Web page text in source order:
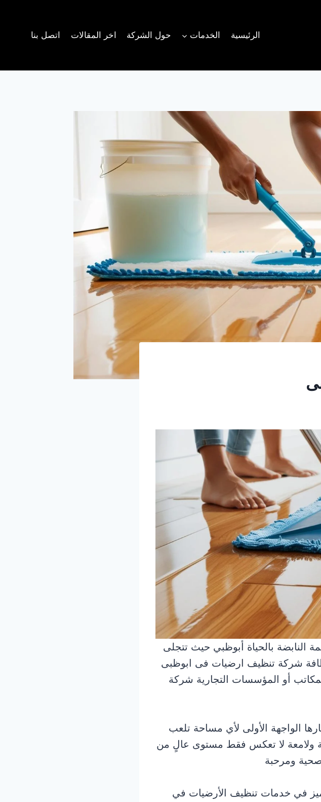
الرئيسية الخدمات حول الشركة اخر المقالات اتصل بنا
النابضة بالحياة أبوظبي حيث تتجلى
شركة تنظيف ارضيات فى ابوظبى
أو المؤسسات التجارية شركة
الواجهة الأولى لأي مساحة تلعب
ولامعة لا تعكس فقط مستوى عالٍ من
صحية ومرحبة
في خدمات تنظيف الأرضيات في